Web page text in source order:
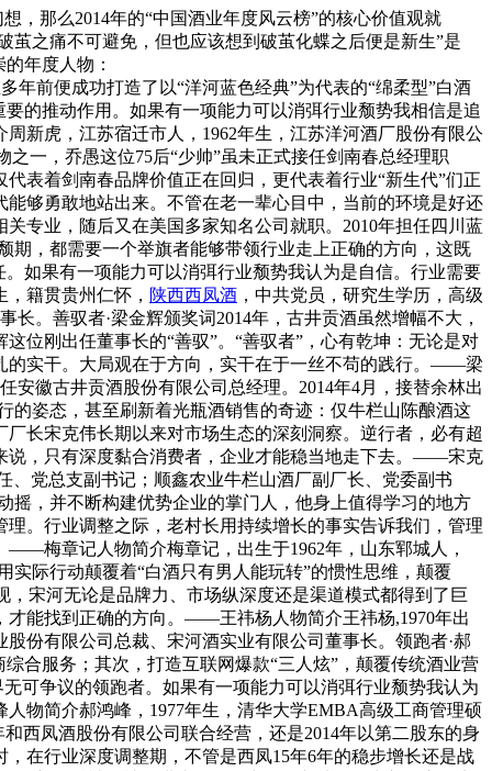
，那么2014年的“中国酒业年度风云榜”的核心价值观就
之痛不可避免，但也应该想到破茧化蝶之后便是新生”是
年度人物：
前便成功打造了以“洋河蓝色经典”为代表的“绵柔型”白酒
的推动作用。如果有一项能力可以消弭行业颓势我相信是追
新虎，江苏宿迁市人，1962年生，江苏洋河酒厂股份有限公
一，乔愚这位75后“少帅”虽未正式接任剑南春总经理职
表着剑南春品牌价值正在回归，更代表着行业“新生代”们正
够勇敢地站出来。不管在老一辈心目中，当前的环境是好还
专业，随后又在美国多家知名公司就职。2010年担任四川蓝
期，都需要一个举旗者能够带领行业走上正确的方向，这既
如果有一项能力可以消弭行业颓势我认为是自信。行业需要
籍贯贵州仁怀， 陕西西凤酒 ，中共党员，研究生学历，高级
。善驭者·梁金辉颁奖词2014年，古井贡酒虽然增幅不大，
位刚出任董事长的“善驭”。“善驭者”，心有乾坤：无论是对
的实干。大局观在于方向，实干在于一丝不苟的践行。——梁
安徽古井贡酒股份有限公司总经理。2014年4月，接替余林出
的姿态，甚至刷新着光瓶酒销售的奇迹：仅牛栏山陈酿酒这
长宋克伟长期以来对市场生态的深刻洞察。逆行者，必有超
说，只有深度黏合消费者，企业才能稳当地走下去。——宋克
、党总支副书记；顺鑫农业牛栏山酒厂副厂长、党委副书
摇，并不断构建优势企业的掌门人，他身上值得学习的地方
。行业调整之际，老村长用持续增长的事实告诉我们，管理
梅章记人物简介梅章记，出生于1962年，山东郓城人，
际行动颠覆着“白酒只有男人能玩转”的惯性思维，颠覆
，宋河无论是品牌力、市场纵深度还是渠道模式都得到了巨
才能找到正确的方向。——王祎杨人物简介王祎杨,1970年出
份有限公司总裁、宋河酒实业有限公司董事长。领跑者·郝
合服务；其次，打造互联网爆款“三人炫”，颠覆传统酒业营
可争议的领跑者。如果有一项能力可以消弭行业颓势我认为
物简介郝鸿峰，1977年生，清华大学EMBA高级工商管理硕
西凤酒股份有限公司联合经营，还是2014年以第二股东的身
在行业深度调整期，不管是西凤15年6年的稳步增长还是战